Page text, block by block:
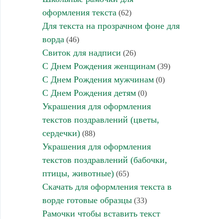
оформления текста (62)
Для текста на прозрачном фоне для
ворда (46)
Свиток для надписи (26)
С Днем Рождения женщинам(39)
С Днем Рождения мужчинам(0)
С Днем Рождения детям(0)
Украшения для оформления
текстов поздравлений (цветы,
сердечки)(88)
Украшения для оформления
текстов поздравлений (бабочки,
птицы, животные)(65)
Скачать для оформления текста в
ворде готовые образцы(33)
Рамочки чтобы вставить текст